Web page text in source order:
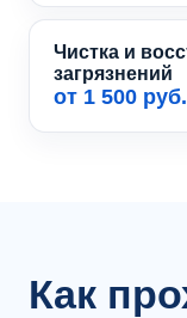
Чистка и
загрязнений
от 1 500 руб.
Как